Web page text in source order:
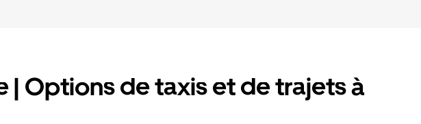
| Options de taxis et de trajets à